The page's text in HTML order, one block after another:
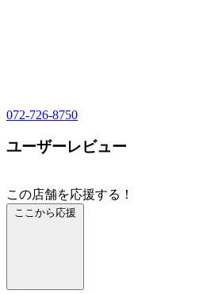
072-726-8750
ユーザーレビュー
この店舗を応援する！
ここから応援